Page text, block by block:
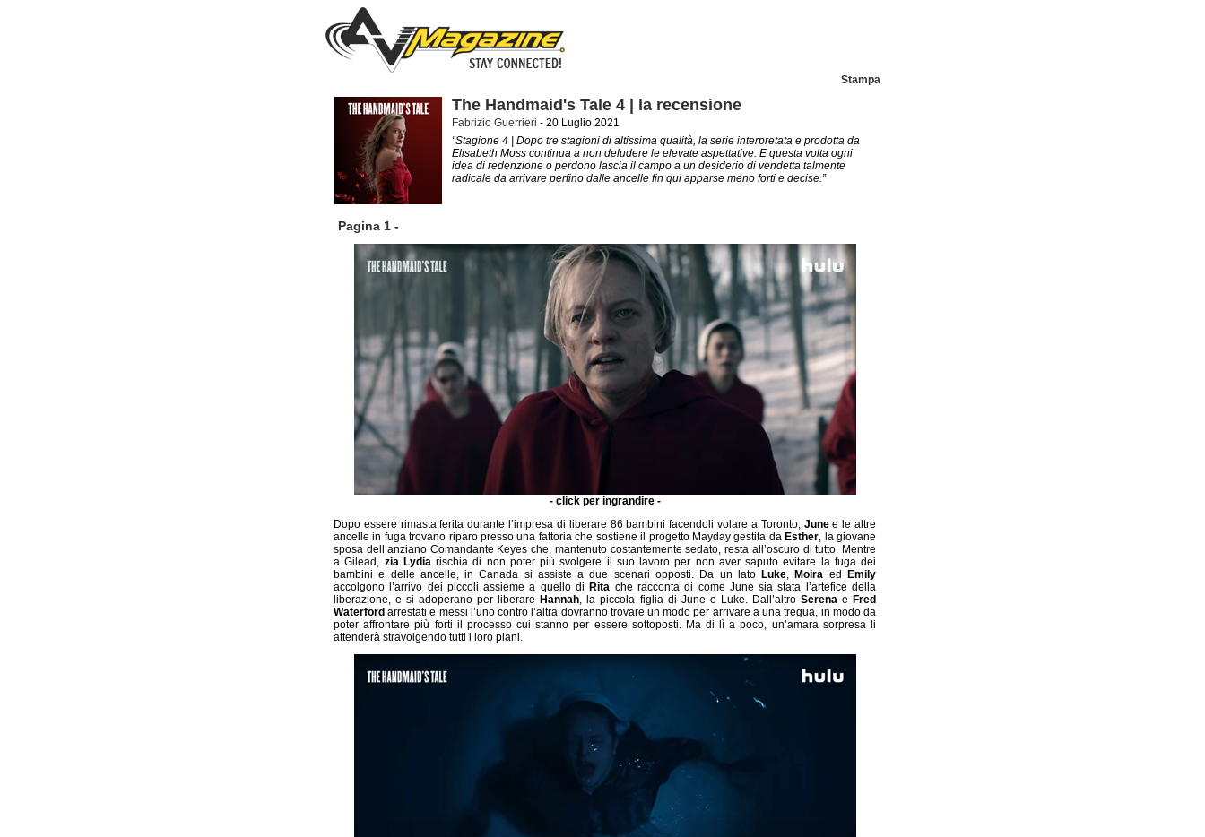
Stampa
The Handmaid's Tale 4 | la recensione
Fabrizio Guerrieri - 20 Luglio 2021
“Stagione 4 | Dopo tre stagioni di altissima qualità, la serie interpretata e prodotta da
Elisabeth Moss continua a non deludere le elevate aspettative. E questa volta ogni
idea di redenzione o perdono lascia il campo a un desiderio di vendetta talmente
radicale da arrivare perfino dalle ancelle fin qui apparse meno forti e decise.”
Pagina 1 -
- click per ingrandire -
Dopo essere rimasta ferita durante l’impresa di liberare 86 bambini facendoli volare a Toronto, Junee le altre
ancelle in fuga trovano riparo presso una fattoria che sostiene il progetto Mayday gestita da Esther, la giovane
sposa dell’anziano Comandante Keyes che, mantenuto costantemente sedato, resta all’oscuro di tutto. Mentre
a Gilead, zia Lydiarischia di non poter più svolgere il suo lavoro per non aver saputo evitare la fuga dei
bambini e delle ancelle, in Canada si assiste a due scenari opposti. Da un lato Luke, Moira ed
Emily
accolgono l’arrivo dei piccoli assieme a quello di Rita che racconta di come June sia stata l’artefice della
liberazione, e si adoperano per liberare Hannah, la piccola figlia di June e Luke. Dall’altro Serenae Fred
Waterford arrestati e messi l’uno contro l’altra dovranno trovare un modo per arrivare a una tregua, in modo da
poter affrontare più forti il processo cui stanno per essere sottoposti. Ma di lì a poco, un’amara sorpresa li
attenderà stravolgendo tutti i loro piani.